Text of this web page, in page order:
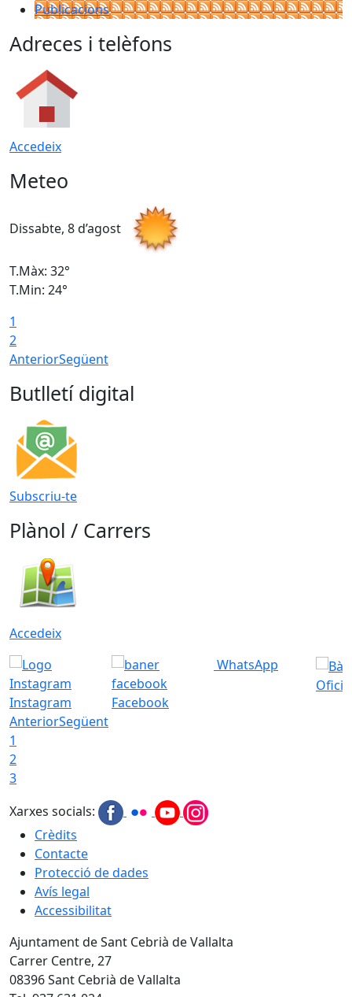
Publicacions
Adreces i telèfons
Accedeix
Meteo
Dissabte, 8 d’agost
T.Màx: 32°
T.Min: 24°
1
2
AnteriorSegüent
Butlletí digital
Subscriu-te
Plànol / Carrers
Accedeix
Instagram Facebook
WhatsApp
AnteriorSegüent
1
2
3
Xarxes socials:
Crèdits
Contacte
Protecció de dades
Avís legal
Accessibilitat
Ajuntament de Sant Cebrià de Vallalta
Carrer Centre, 27
08396 Sant Cebrià de Vallalta